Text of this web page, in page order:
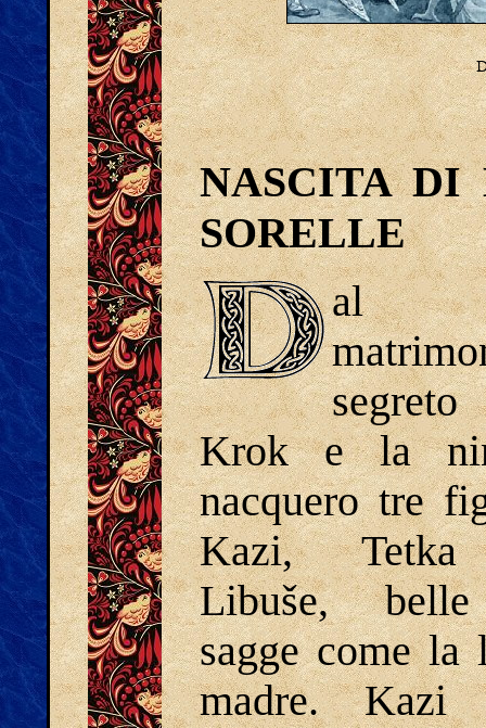
NASCITA DI
SORELLE
al
Krok e la
nacquero tre
Kazi,
Libuše,
sagge come la
madre. Kazi